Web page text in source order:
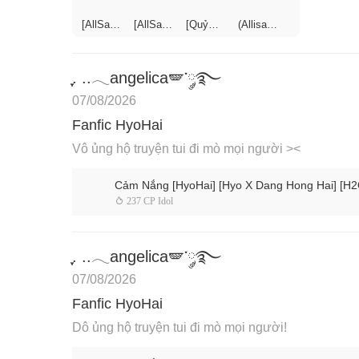
[AllSakur
Vụ Cuối
Cùng
[AllSakur
] Mèo
nhỏ của
chúng
ta~?
[Quỷ
Level
Max]
(Allisagi)
ִֶָ. ..𓂃angelica🪽་༘࿐
07/08/2026
Fanfic HyoHai
Vô ủng hộ truyện tui đi mò mọi người ><
Cảm Nắng [HyoHai] [Hyo X Dang Hong Hai]
 237 CP Idol
ִֶָ. ..𓂃angelica🪽་༘࿐
07/08/2026
Fanfic HyoHai
Dô ủng hộ truyện tui đi mò mọi người!